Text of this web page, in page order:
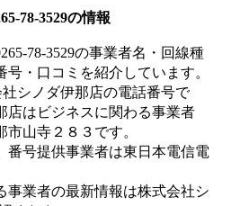
78-3529の情報
78-3529の事業者名・回線種
・口コミを紹介しています。
シノダ伊那店の電話番号で
店は ビジネスに関わる事業者
市山寺２８３ です。
番号提供事業者は東日本電信電
事業者の最新情報は株式会社シ